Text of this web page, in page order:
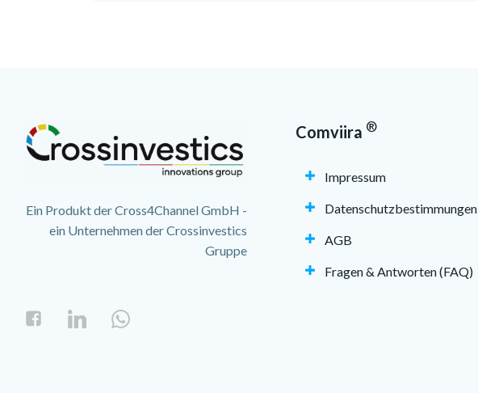
Ein Produkt der Cross4Channel GmbH -
ein Unternehmen der Crossinvestics
Gruppe
Comviira ®
Impressum
Datenschutzbestimmungen
AGB
Fragen & Antworten (FAQ)